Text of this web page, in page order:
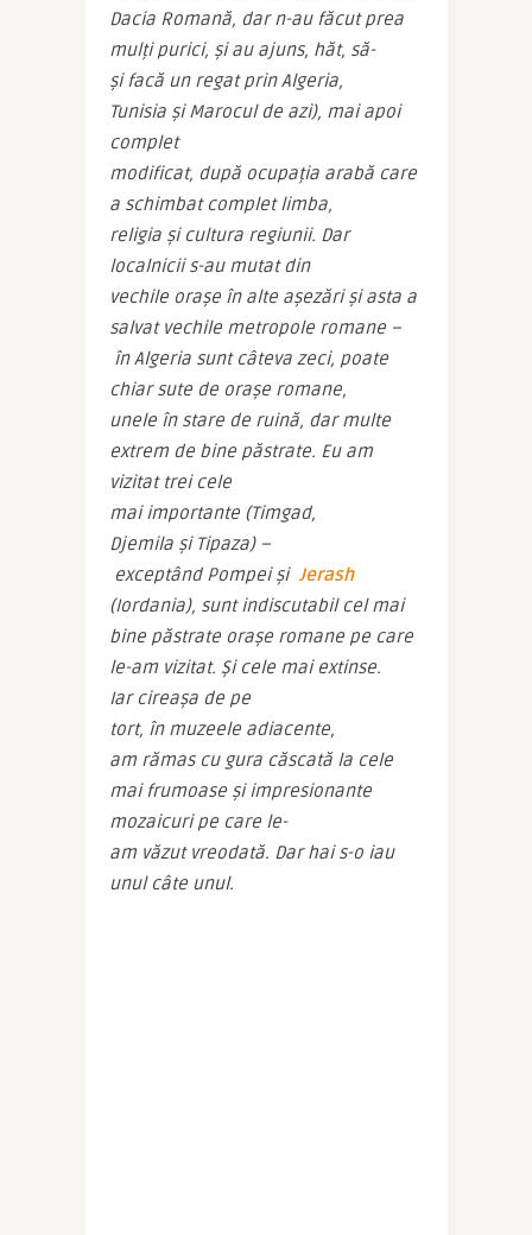
Dacia Romană, dar n-au făcut prea
mulți purici, și au ajuns, hăt, să-
și facă un regat prin Algeria,
Tunisia și Marocul de azi), mai apoi
complet
modificat, după ocupația arabă care
a schimbat complet limba,
religia și cultura regiunii. Dar
localnicii s-au mutat din
vechile orașe în alte așezări și asta a
salvat vechile metropole romane –
în Algeria sunt câteva zeci, poate
chiar sute de orașe romane,
unele în stare de ruină, dar multe
extrem de bine păstrate. Eu am
vizitat trei cele
mai importante (Timgad,
Djemila și Tipaza) –
exceptând Pompei și Jerash
(Iordania), sunt indiscutabil cel mai
bine păstrate orașe romane pe care
le-am vizitat. Și cele mai extinse.
Iar cireașa de pe
tort, în muzeele adiacente,
am rămas cu gura căscată la cele
mai frumoase și impresionante
mozaicuri pe care le-
am văzut vreodată. Dar hai s-o iau
unul câte unul.